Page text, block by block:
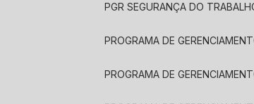
PGR SEGURANÇA DO
PROGRAMA DE
PROGRAMA DE